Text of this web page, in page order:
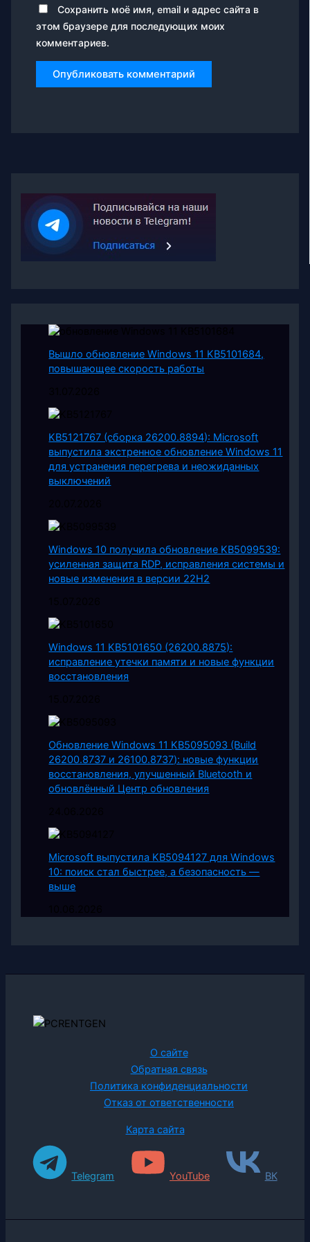
Сохранить моё имя, email и адрес сайта в
этом браузере для последующих моих
комментариев.
Вышло обновление Windows 11 KB5101684,
повышающее скорость работы
KB5121767 (сборка 26200.8894): Microsoft
выпустила экстренное обновление Windows 11
для устранения перегрева и неожиданных
выключений
Windows 10 получила обновление KB5099539:
усиленная защита RDP, исправления системы и
новые изменения в версии 22H2
Windows 11 KB5101650 (26200.8875):
исправление утечки памяти и новые функции
восстановления
Обновление Windows 11 KB5095093 (Build
26200.8737 и 26100.8737): новые функции
восстановления, улучшенный Bluetooth и
обновлённый Центр обновления
Microsoft выпустила KB5094127 для Windows
10: поиск стал быстрее, а безопасность —
выше
О сайте
Обратная связь
Политика конфиденциальности
Отказ от ответственности
Карта сайта
Telegram YouTube ВК